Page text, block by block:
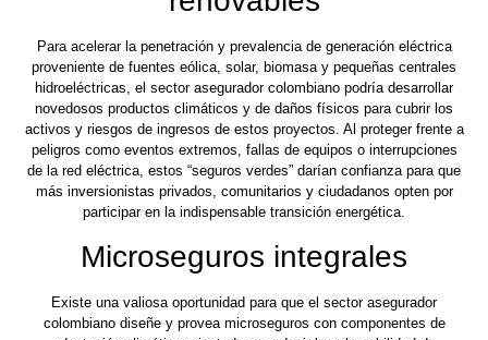
Para acelerar la penetración y prevalencia de generación eléctrica
proveniente de fuentes eólica, solar, biomasa y pequeñas centrales
hidroeléctricas, el sector asegurador colombiano podría desarrollar
novedosos productos climáticos y de daños físicos para cubrir los
activos y riesgos de ingresos de estos proyectos. Al proteger frente a
peligros como eventos extremos, fallas de equipos o interrupciones
de la red eléctrica, estos “seguros verdes” darían confianza para que
más inversionistas privados, comunitarios y ciudadanos opten por
participar en la indispensable transición energética.
Microseguros integrales
Existe una valiosa oportunidad para que el sector asegurador
colombiano diseñe y provea microseguros con componentes de